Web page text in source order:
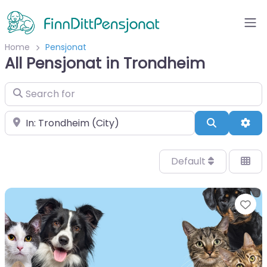
Home Pensjonat
All Pensjonat in Trondheim
Search for
Velg by/sted Search
Default